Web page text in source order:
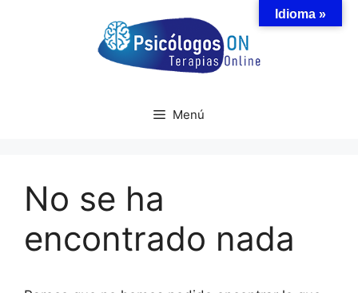
Menú
No se ha
encontrado nada
Idioma »